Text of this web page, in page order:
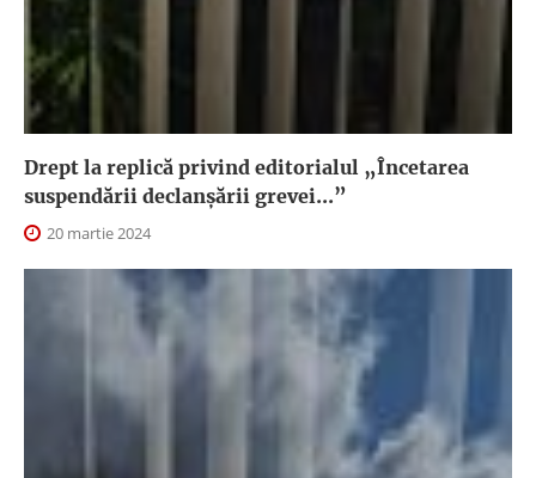
Drept la replică privind editorialul „Încetarea
suspendării declanşării grevei...”
20 martie 2024